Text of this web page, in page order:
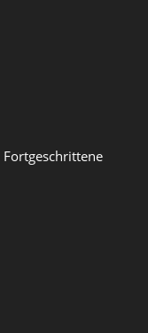
Fortgeschrittene